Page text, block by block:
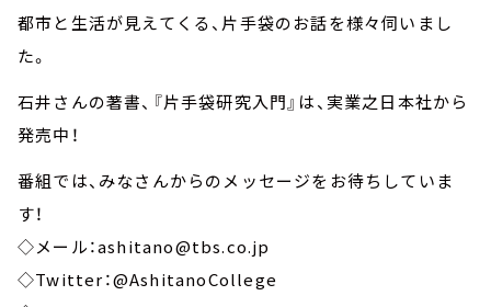
都市と生活が見えてくる、片手袋のお話を様々伺いまし
た。
石井さんの著書、『片手袋研究入門』は、実業之日本社から
発売中！
番組では、みなさんからのメッセージをお待ちしていま
す！
◇メール：ashitano@tbs.co.jp
◇Twitter：@AshitanoCollege